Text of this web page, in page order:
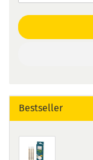
Bestseller